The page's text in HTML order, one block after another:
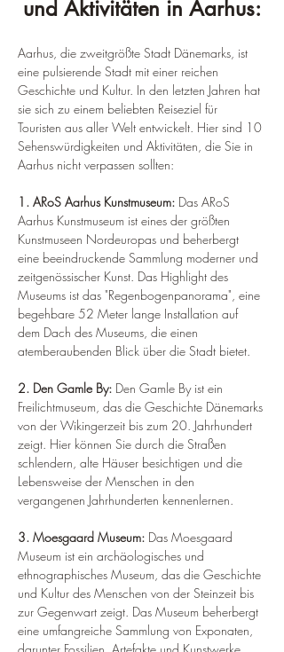
und Aktivitäten in Aarhus:
Aarhus, die zweitgrößte Stadt Dänemarks, ist
eine pulsierende Stadt mit einer reichen
Geschichte und Kultur. In den letzten Jahren hat
sie sich zu einem beliebten Reiseziel für
Touristen aus aller Welt entwickelt. Hier sind 10
Sehenswürdigkeiten und Aktivitäten, die Sie in
Aarhus nicht verpassen sollten:
1. ARoS Aarhus Kunstmuseum: Das ARoS
Aarhus Kunstmuseum ist eines der größten
Kunstmuseen Nordeuropas und beherbergt
eine beeindruckende Sammlung moderner und
zeitgenössischer Kunst. Das Highlight des
Museums ist das "Regenbogenpanorama", eine
begehbare 52 Meter lange Installation auf
dem Dach des Museums, die einen
atemberaubenden Blick über die Stadt bietet.
2. Den Gamle By: Den Gamle By ist ein
Freilichtmuseum, das die Geschichte Dänemarks
von der Wikingerzeit bis zum 20. Jahrhundert
zeigt. Hier können Sie durch die Straßen
schlendern, alte Häuser besichtigen und die
Lebensweise der Menschen in den
vergangenen Jahrhunderten kennenlernen.
3. Moesgaard Museum: Das Moesgaard
Museum ist ein archäologisches und
ethnographisches Museum, das die Geschichte
und Kultur des Menschen von der Steinzeit bis
zur Gegenwart zeigt. Das Museum beherbergt
eine umfangreiche Sammlung von Exponaten,